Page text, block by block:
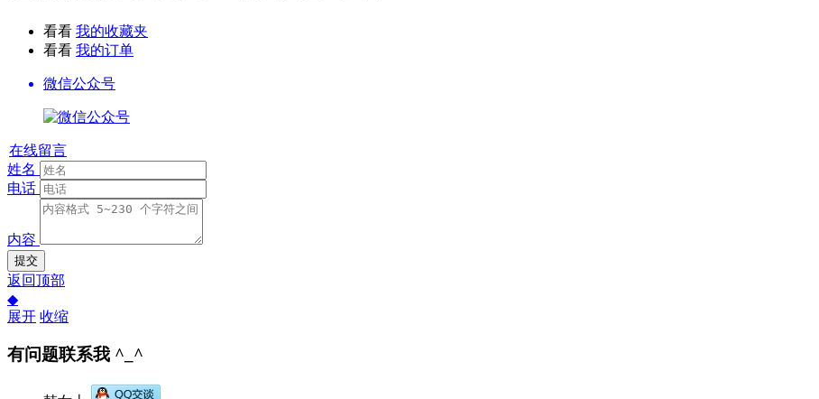
看看 我的收藏夹
看看 我的订单
微信公众号
在线留言
姓名
电话
内容
提交
返回顶部
◆
展开 收缩
有问题联系我 ^_^